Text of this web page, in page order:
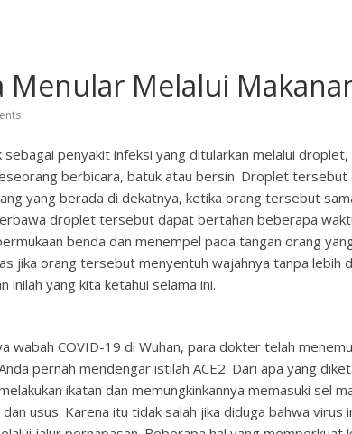
Menular Melalui
sebagai penyakit infeksi yang ditularkan melalui
berbicara, batuk atau bersin. Droplet tersebut
yang berada di dekatnya, ketika orang tersebut
droplet tersebut dapat bertahan beberapa
benda dan menempel pada tangan orang
jika orang tersebut menyentuh wajahnya tanpa lebih
inilah yang kita ketahui selama ini.
wabah COVID-19 di Wuhan, para dokter telah
pernah mendengar istilah ACE2. Dari apa yang
ikatan dan memungkinkannya memasuki sel
usus. Karena itu tidak salah jika diduga bahwa virus